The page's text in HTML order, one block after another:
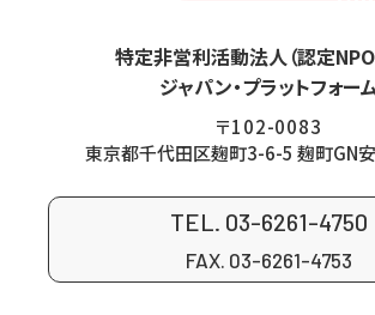
特定非営利活動法人（認定NPO
ジャパン・プラットフォー
〒102-0083
東京都千代田区麹町3-6-5 麹町GN
TEL. 03-6261-4750
FAX. 03-6261-4753